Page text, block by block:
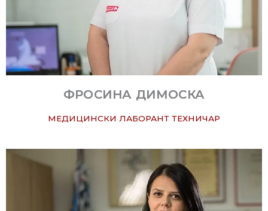
ФРОСИНА ДИМОСКА
МЕДИЦИНСКИ ЛАБОРАНТ ТЕХНИЧАР